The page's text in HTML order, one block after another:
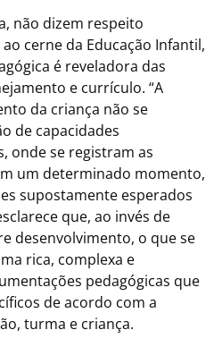
não dizem respeito
cerne da Educação Infantil,
é reveladora das
e currículo. “A
da criança não se
de capacidades
onde se registram as
um determinado momento,
supostamente esperados
que, ao invés de
desenvolvimento, o que se
rica, complexa e
pedagógicas que
de acordo com a
turma e criança.